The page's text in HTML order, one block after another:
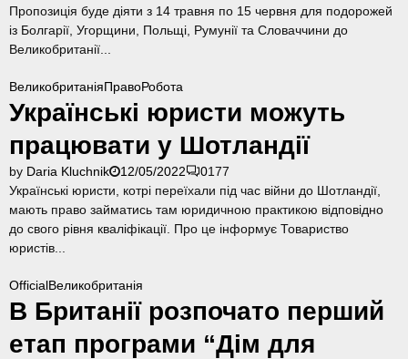
н
ц
і
е
в
н
я
Пропозиція буде діяти з 14 травня по 15 червня для подорожей
із Болгарії, Угорщини, Польщі, Румунії та Словаччини до
Великобританії...
ВеликобританіяПравоРобота
Українські юристи можуть
працювати у Шотландії
by Daria Kluchnik 12/05/2022 0177
Українські юристи, котрі переїхали під час війни до Шотландії,
мають право займатись там юридичною практикою відповідно
до свого рівня кваліфікації. Про це інформує Товариство
юристів...
OfficialВеликобританія
В Британії розпочато перший
етап програми “Дім для